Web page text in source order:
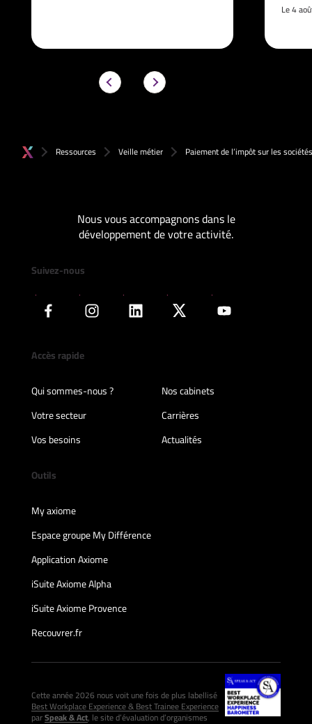
Le 4
Ressources Veille métier Paiement de l’impôt sur les
Nous vous accompagnons dans le
développement de votre activité.
Suivez-nous
Accès rapide
Qui sommes-nous ?
Nos cabinets
Votre secteur
Carrières
Vos besoins
Actualités
Outils
My axiome
Espace groupe My Différence
Application Axiome
iSuite Axiome Alpha
iSuite Axiome Provence
Recouvrer.fr
Cette année 2026 nous voit une fois de plus labellisé
Best Workplace Experience & Best Trainee Experience
parSpeak & Act, le site d’évaluation d’organismes